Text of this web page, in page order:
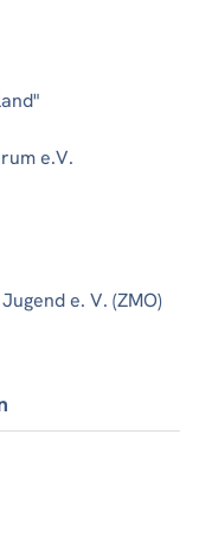
e.V.
e. V. (ZMO)